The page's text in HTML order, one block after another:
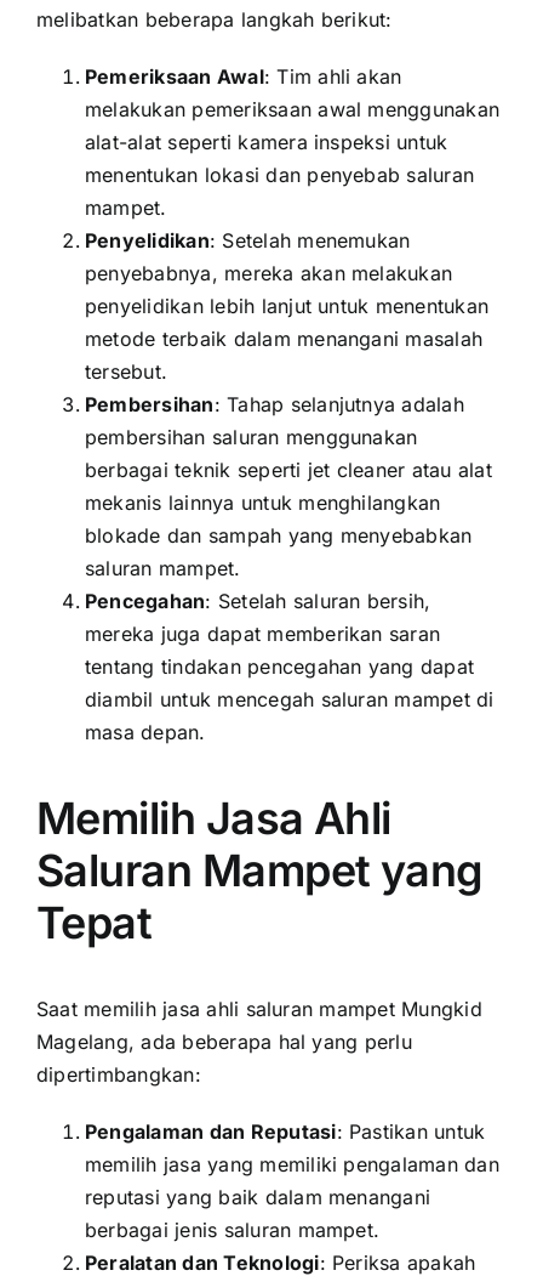
melibatkan beberapa langkah berikut:
Pemeriksaan Awal: Tim ahli akan
melakukan pemeriksaan awal menggunakan
alat-alat seperti kamera inspeksi untuk
menentukan lokasi dan penyebab saluran
mampet.
Penyelidikan: Setelah menemukan
penyebabnya, mereka akan melakukan
penyelidikan lebih lanjut untuk menentukan
metode terbaik dalam menangani masalah
tersebut.
Pembersihan: Tahap selanjutnya adalah
pembersihan saluran menggunakan
berbagai teknik seperti jet cleaner atau alat
mekanis lainnya untuk menghilangkan
blokade dan sampah yang menyebabkan
saluran mampet.
Pencegahan: Setelah saluran bersih,
mereka juga dapat memberikan saran
tentang tindakan pencegahan yang dapat
diambil untuk mencegah saluran mampet di
masa depan.
Memilih Jasa Ahli
Saluran Mampet yang
Tepat
Saat memilih jasa ahli saluran mampet Mungkid
Magelang, ada beberapa hal yang perlu
dipertimbangkan:
Pengalaman dan Reputasi: Pastikan untuk
memilih jasa yang memiliki pengalaman dan
reputasi yang baik dalam menangani
berbagai jenis saluran mampet.
Peralatan dan Teknologi: Periksa apakah